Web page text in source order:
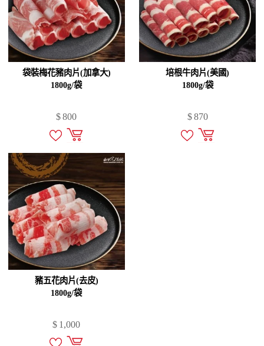
袋裝梅花豬肉片(加拿大)
1800g/袋
$800
培根牛肉片(美國)
1800g/袋
$870
豬五花肉片(去皮)
1800g/袋
$ 1,000